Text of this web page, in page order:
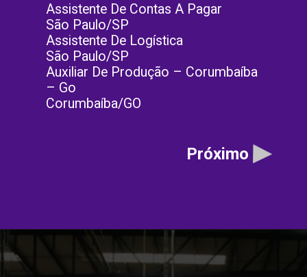
Assistente De Contas A Pagar
São Paulo/SP
Assistente De Logística
São Paulo/SP
Auxiliar De Produção – Corumbaíba
– Go
Corumbaíba/GO
Próximo